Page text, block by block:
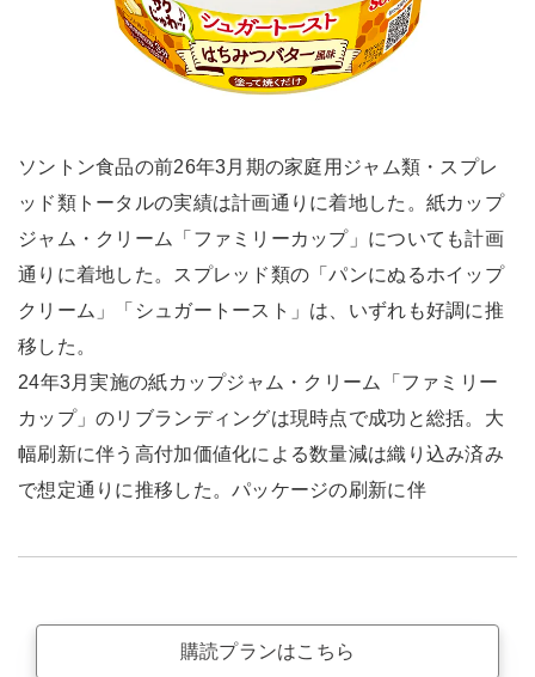
ソントン食品の前26年3月期の家庭用ジャム類・スプレ
ッド類トータルの実績は計画通りに着地した。紙カップ
ジャム・クリーム「ファミリーカップ」についても計画
通りに着地した。スプレッド類の「パンにぬるホイップ
クリーム」「シュガートースト」は、いずれも好調に推
移した。
24年3月実施の紙カップジャム・クリーム「ファミリー
カップ」のリブランディングは現時点で成功と総括。大
幅刷新に伴う高付加価値化による数量減は織り込み済み
で想定通りに推移した。パッケージの刷新に伴
購読プランはこちら